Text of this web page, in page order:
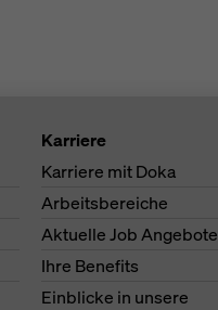
Karriere
Karriere mit Doka
Arbeitsbereiche
Aktuelle Job Angebote
Ihre Benefits
Einblicke in unsere